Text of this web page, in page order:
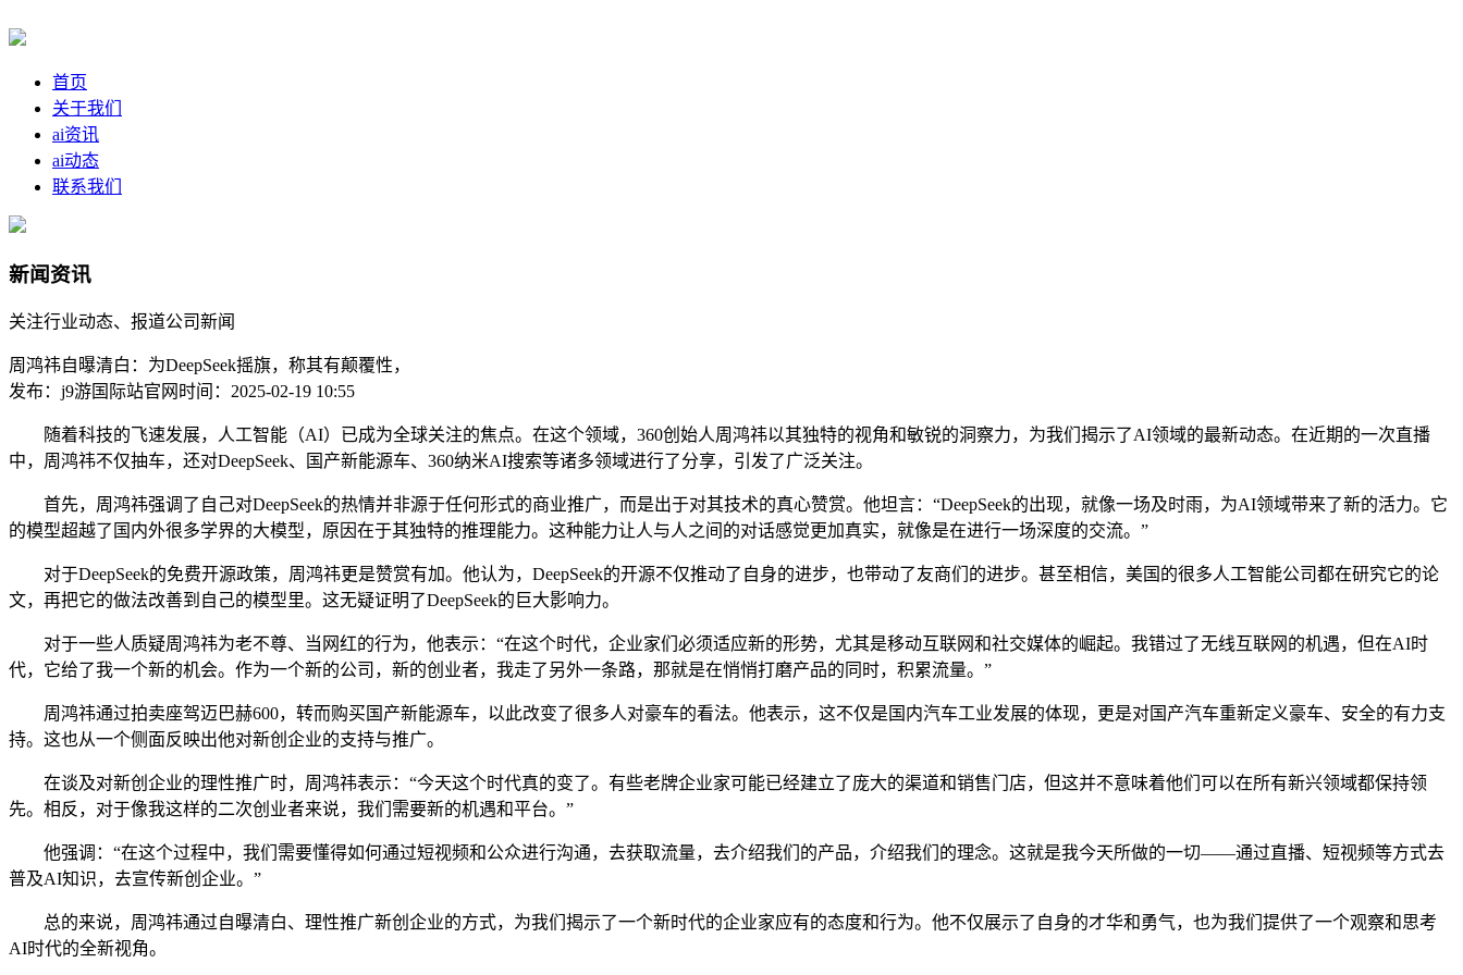
首页
关于我们
ai资讯
ai动态
联系我们
新闻资讯
关注行业动态、报道公司新闻
周鸿祎自曝清白：为DeepSeek摇旗，称其有颠覆性，
发布：j9游国际站官网 时间：2025-02-19 10:55
随着科技的飞速发展，人工智能（AI）已成为全球关注的焦点。在这个领域，360创始人周鸿祎以其独特的视角和敏锐的洞察力，为我们揭示了AI领域的最新动态。在近期的一次直播
中，周鸿祎不仅抽车，还对DeepSeek、国产新能源车、360纳米AI搜索等诸多领域进行了分享，引发了广泛关注。
首先，周鸿祎强调了自己对DeepSeek的热情并非源于任何形式的商业推广，而是出于对其技术的真心赞赏。他坦言：“DeepSeek的出现，就像一场及时雨，为AI领域带来了新的活力。它
的模型超越了国内外很多学界的大模型，原因在于其独特的推理能力。这种能力让人与人之间的对话感觉更加真实，就像是在进行一场深度的交流。”
对于DeepSeek的免费开源政策，周鸿祎更是赞赏有加。他认为，DeepSeek的开源不仅推动了自身的进步，也带动了友商们的进步。甚至相信，美国的很多人工智能公司都在研究它的论
文，再把它的做法改善到自己的模型里。这无疑证明了DeepSeek的巨大影响力。
对于一些人质疑周鸿祎为老不尊、当网红的行为，他表示：“在这个时代，企业家们必须适应新的形势，尤其是移动互联网和社交媒体的崛起。我错过了无线互联网的机遇，但在AI时
代，它给了我一个新的机会。作为一个新的公司，新的创业者，我走了另外一条路，那就是在悄悄打磨产品的同时，积累流量。”
周鸿祎通过拍卖座驾迈巴赫600，转而购买国产新能源车，以此改变了很多人对豪车的看法。他表示，这不仅是国内汽车工业发展的体现，更是对国产汽车重新定义豪车、安全的有力支
持。这也从一个侧面反映出他对新创企业的支持与推广。
在谈及对新创企业的理性推广时，周鸿祎表示：“今天这个时代真的变了。有些老牌企业家可能已经建立了庞大的渠道和销售门店，但这并不意味着他们可以在所有新兴领域都保持领
先。相反，对于像我这样的二次创业者来说，我们需要新的机遇和平台。”
他强调：“在这个过程中，我们需要懂得如何通过短视频和公众进行沟通，去获取流量，去介绍我们的产品，介绍我们的理念。这就是我今天所做的一切——通过直播、短视频等方式去
普及AI知识，去宣传新创企业。”
总的来说，周鸿祎通过自曝清白、理性推广新创企业的方式，为我们揭示了一个新时代的企业家应有的态度和行为。他不仅展示了自身的才华和勇气，也为我们提供了一个观察和思考
AI时代的全新视角。